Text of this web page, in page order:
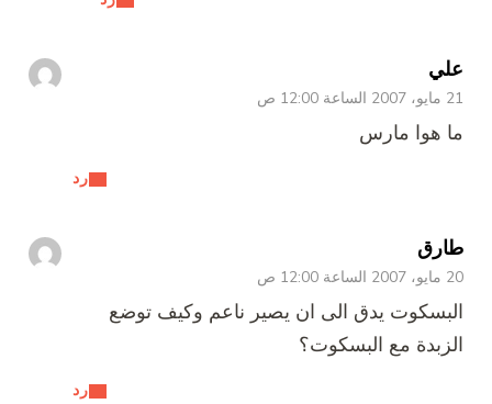
علي
21 مايو، 2007 الساعة 12:00 ص
رد
ما هوا مارس
طارق
20 مايو، 2007 الساعة 12:00 ص
رد
البسكوت يدق الى ان يصير ناعم وكيف توضع
الزبدة مع البسكوت؟